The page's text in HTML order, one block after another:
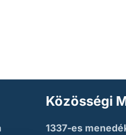
Közösségi
1337-es